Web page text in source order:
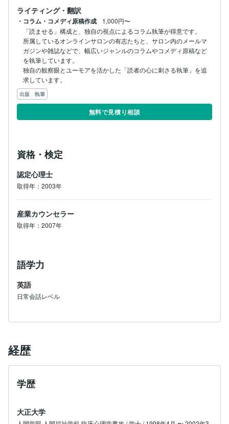
ライティング・翻訳
・コラム・コメディ原稿作成
1,000円〜
​「読ませる」構成と、独自の視点によるコラム執筆が得意です。
​所属しているオンラインサロンの有志たちと、サロン内のメールマ
ガジンや雑誌などで、幅広いジャンルのコラムやコメディ原稿など
を執筆しています。
独自の観察眼とユーモアを活かした「読者の心に刺さる執筆」を追
求しています。
出版 執筆
無料で見積り相談
資格・検定
認定心理士
取得年：2003年
産業カウンセラー
取得年：2007年
語学力
英語
日常会話レベル
経歴
学歴
大正大学